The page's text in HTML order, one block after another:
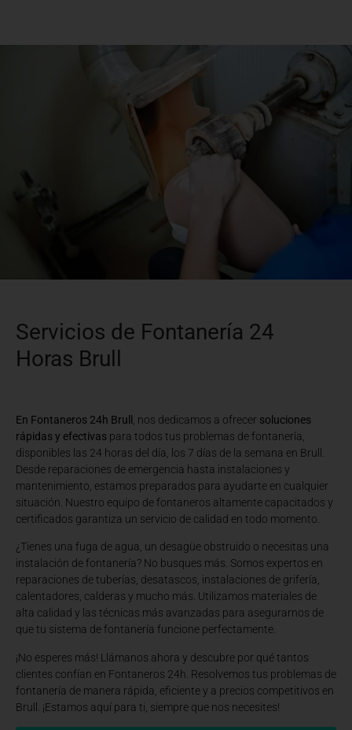
Servicios de Fontanería 24
Horas Brull
En Fontaneros 24h Brull , nos dedicamos a ofrecer soluciones
rápidas y efectivas para todos tus problemas de fontanería,
disponibles las 24 horas del día, los 7 días de la semana en Brull.
Desde reparaciones de emergencia hasta instalaciones y
mantenimiento, estamos preparados para ayudarte en cualquier
situación. Nuestro equipo de fontaneros altamente capacitados y
certificados garantiza un servicio de calidad en todo momento.
¿Tienes una fuga de agua, un desagüe obstruido o necesitas una
instalación de fontanería? No busques más. Somos expertos en
reparaciones de tuberías, desatascos, instalaciones de grifería,
calentadores, calderas y mucho más. Utilizamos materiales de
alta calidad y las técnicas más avanzadas para asegurarnos de
que tu sistema de fontanería funcione perfectamente.
¡No esperes más! Llámanos ahora y descubre por qué tantos
clientes confían en Fontaneros 24h. Resolvemos tus problemas de
fontanería de manera rápida, eficiente y a precios competitivos en
Brull. ¡Estamos aquí para ti, siempre que nos necesites!